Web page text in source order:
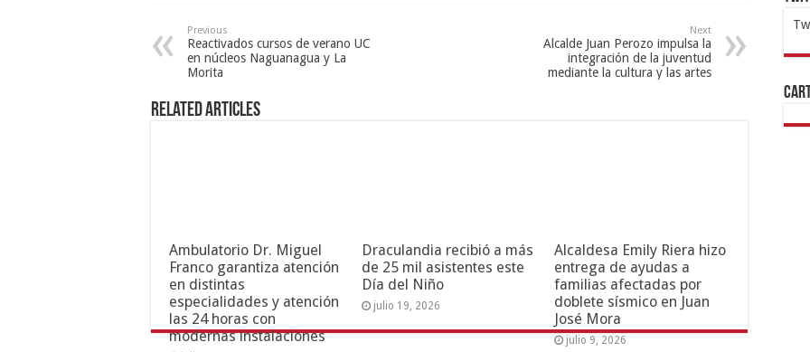
Previous
Reactivados cursos de verano UC
en núcleos Naguanagua y La
Morita
Next
Alcalde Juan Perozo impulsa la
integración de la juventud
mediante la cultura y las artes
Related Articles
Ambulatorio Dr. Miguel
Franco garantiza atención
en distintas
especialidades y atención
las 24 horas con
modernas instalaciones
Draculandia recibió a más
de 25 mil asistentes este
Día del Niño
julio 19, 2026
Alcaldesa Emily Riera hizo
entrega de ayudas a
familias afectadas por
doblete sísmico en Juan
José Mora
julio 9, 2026